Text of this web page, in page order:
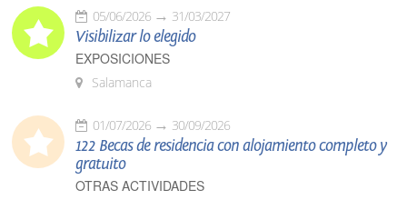
05/06/2026 31/03/2027
Visibilizar lo elegido
EXPOSICIONES
Salamanca
01/07/2026 30/09/2026
122 Becas de residencia con alojamiento completo y
gratuito
OTRAS ACTIVIDADES